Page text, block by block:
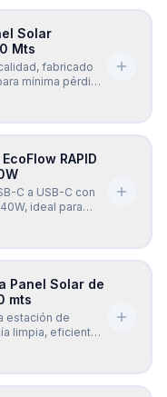
Solar
Mts
fabricado
mínima pérdida
Soporta hasta
segura y
RAPID
C a USB-C con
ideal para
más. Diseño
chip inteligente
Panel Solar de
mts
estación de
limpia, eficiente y
con el cable
(10 mts) es